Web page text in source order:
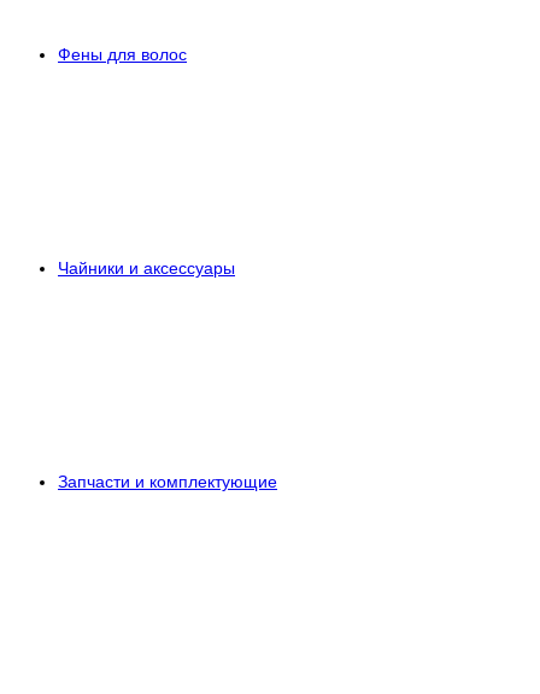
Фены для волос
Чайники и аксессуары
Запчасти и комплектующие